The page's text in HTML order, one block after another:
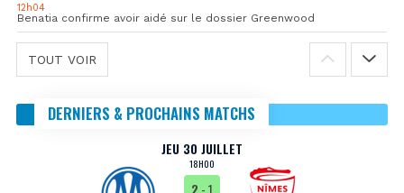
12h04
Benatia confirme avoir aidé sur le dossier Greenwood
TOUT VOIR
DERNIERS & PROCHAINS MATCHS
JEU 30 JUILLET
18H00
2 - 1